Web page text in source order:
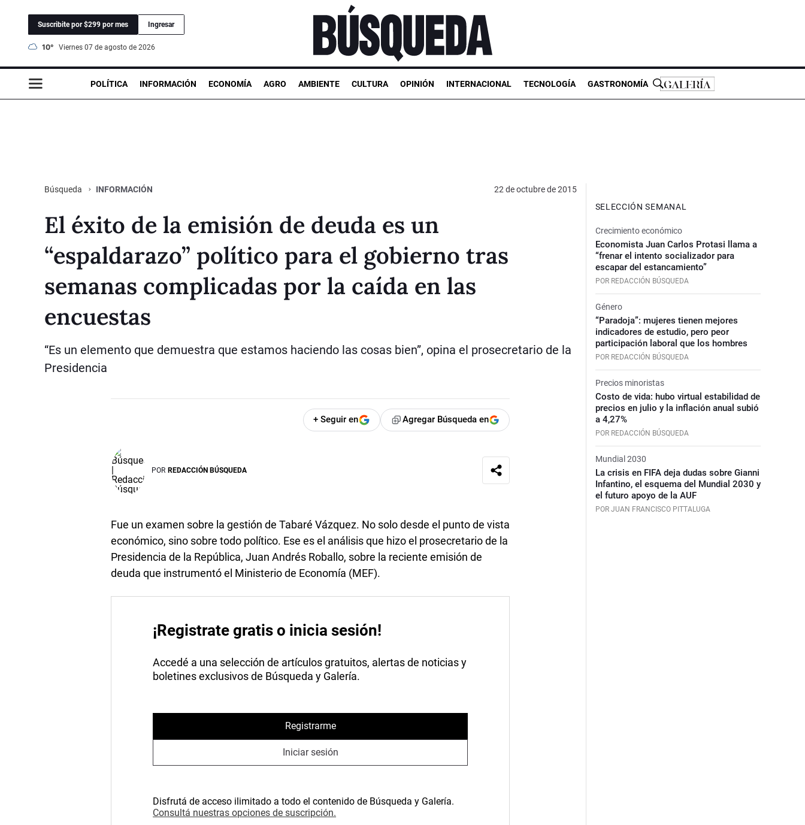
Suscribite por $299 por mes Ingresar
10° viernes 07 de agosto de 2026
POLÍTICA INFORMACIÓN ECONOMÍA AGRO AMBIENTE CULTURA OPINIÓN INTERNACIONAL TECNOLOGÍA GASTRONOMÍA
Búsqueda INFORMACIÓN 22 de octubre de 2015
El éxito de la emisión de deuda es un
“espaldarazo” político para el gobierno tras
semanas complicadas por la caída en las
encuestas
“Es un elemento que demuestra que estamos haciendo las cosas bien”, opina el prosecretario de la
Presidencia
+ Seguir en Agregar Búsqueda en
POR REDACCIÓN BÚSQUEDA
Fue un examen sobre la gestión de Tabaré Vázquez. No solo desde el punto de vista
económico, sino sobre todo político. Ese es el análisis que hizo el prosecretario de la
Presidencia de la República, Juan Andrés Roballo, sobre la reciente emisión de
deuda que instrumentó el Ministerio de Economía (MEF).
¡Registrate gratis o inicia sesión!
Accedé a una selección de artículos gratuitos, alertas de noticias y
boletines exclusivos de Búsqueda y Galería.
Registrarme
Iniciar sesión
Disfrutá de acceso ilimitado a todo el contenido de Búsqueda y Galería.
Consultá nuestras opciones de suscripción.
SELECCIÓN SEMANAL
Crecimiento económico
Economista Juan Carlos Protasi llama a
“frenar el intento socializador para
escapar del estancamiento”
POR REDACCIÓN BÚSQUEDA
Género
“Paradoja”: mujeres tienen mejores
indicadores de estudio, pero peor
participación laboral que los hombres
POR REDACCIÓN BÚSQUEDA
Precios minoristas
Costo de vida: hubo virtual estabilidad de
precios en julio y la inflación anual subió
a 4,27%
POR REDACCIÓN BÚSQUEDA
Mundial 2030
La crisis en FIFA deja dudas sobre Gianni
Infantino, el esquema del Mundial 2030 y
el futuro apoyo de la AUF
POR JUAN FRANCISCO PITTALUGA